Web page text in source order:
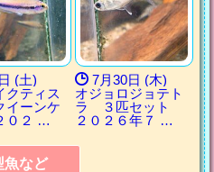
(土)
クティス
イーンケ
０２ …
7月30日 (木)
オジョロジョテト
ラ ３匹セット
２０２６年７ …
魚など